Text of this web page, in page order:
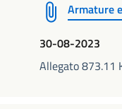
Armature
30-08-2023
Allegato 873.11